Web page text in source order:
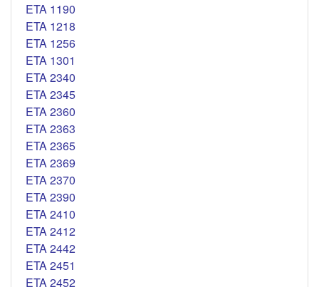
ETA 1190
ETA 1218
ETA 1256
ETA 1301
ETA 2340
ETA 2345
ETA 2360
ETA 2363
ETA 2365
ETA 2369
ETA 2370
ETA 2390
ETA 2410
ETA 2412
ETA 2442
ETA 2451
ETA 2452